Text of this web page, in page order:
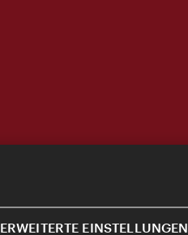
ERWEITERTE EINSTELLUNGEN